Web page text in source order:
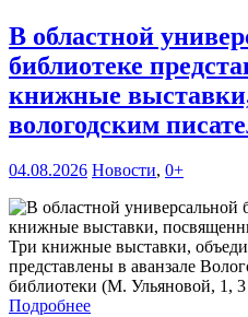
В областной
библиотеке
книжные
вологодским
04.08.2026 Новости, 0+
Три книжные выставки,
представлены в аванзале
библиотеки (М. Ульяновой, 1, 3
Подробнее